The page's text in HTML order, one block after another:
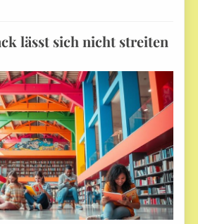
lässt sich nicht streiten